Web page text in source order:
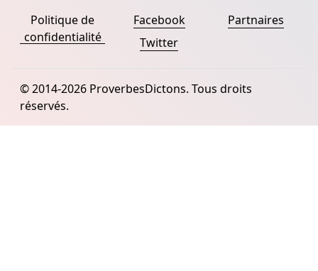
Politique de
confidentialité
Facebook
Twitter
Partnaires
© 2014-2026 ProverbesDictons. Tous droits
réservés.